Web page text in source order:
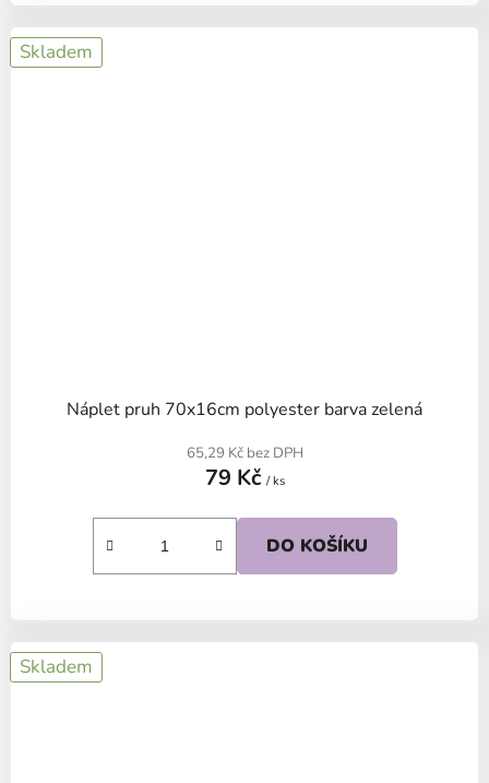
Skladem
Náplet pruh 70x16cm polyester barva zelená
65,29 Kč bez DPH
79 Kč / ks
DO KOŠÍKU
Skladem